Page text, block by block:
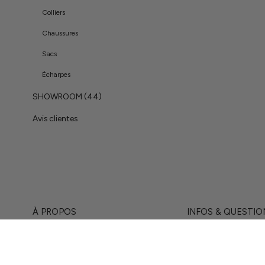
Colliers
Chaussures
Sacs
Écharpes
SHOWROOM (44)
Avis clientes
À PROPOS INFOS &